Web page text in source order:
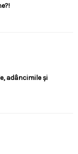
adâncimile și